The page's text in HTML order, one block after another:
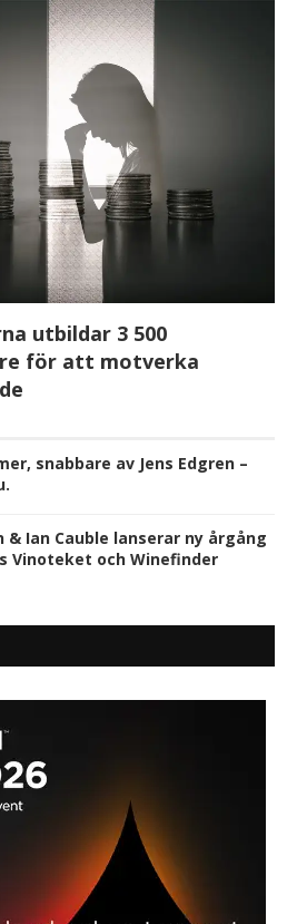
utbildar 3 500
för att motverka
snabbare av Jens Edgren –
& Ian Cauble lanserar ny årgång
Vinoteket och Winefinder